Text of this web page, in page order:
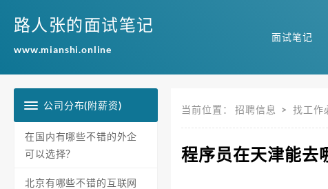
路人张的面试笔记
www.mianshi.online
面试笔记
当前位置：招聘信息 >找工作
程序员在天津能去
公司分布(附薪资)
在国内有哪些不错的外企
可以选择？
北京有哪些不错的互联网